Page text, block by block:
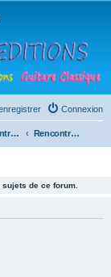
Connexion
Rencontres musicales Rencontres Perpignan
de ce forum.